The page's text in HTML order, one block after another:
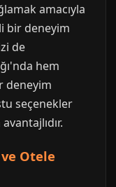
amacıyla
bir deneyim
de
hem
deneyim
seçenekler
Otele